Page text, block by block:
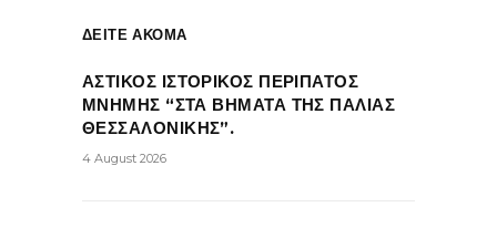
ΔΕΙΤΕ ΑΚΟΜΑ
ΑΣΤΙΚΟΣ ΙΣΤΟΡΙΚΟΣ ΠΕΡΙΠΑΤΟΣ
ΜΝΗΜΗΣ “ΣΤΑ ΒΗΜΑΤΑ ΤΗΣ ΠΑΛΙΑΣ
ΘΕΣΣΑΛΟΝΙΚΗΣ”.
4 August 2026